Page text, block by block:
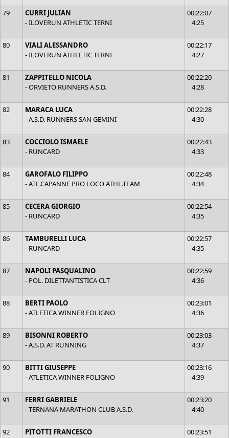
79
CURRI JULIAN
- ILOVERUN ATHLETIC TERNI
00:22:07
4:25
80
VIALI ALESSANDRO
- ILOVERUN ATHLETIC TERNI
00:22:17
4:27
81
ZAPPITELLO NICOLA
- ORVIETO RUNNERS A.S.D.
00:22:20
4:28
82
MARACA LUCA
- A.S.D. RUNNERS SAN GEMINI
00:22:28
4:30
83
COCCIOLO ISMAELE
- RUNCARD
00:22:43
4:33
84
GAROFALO FILIPPO
- ATL.CAPANNE PRO LOCO ATHL.TEAM
00:22:48
4:34
85
CECERA GIORGIO
- RUNCARD
00:22:54
4:35
86
TAMBURELLI LUCA
- RUNCARD
00:22:57
4:35
87
NAPOLI PASQUALINO
- POL. DILETTANTISTICA CLT
00:22:59
4:36
88
BERTI PAOLO
- ATLETICA WINNER FOLIGNO
00:23:01
4:36
89
BISONNI ROBERTO
- A.S.D. AT RUNNING
00:23:03
4:37
90
BITTI GIUSEPPE
- ATLETICA WINNER FOLIGNO
00:23:16
4:39
91
FERRI GABRIELE
- TERNANA MARATHON CLUB A.S.D.
00:23:20
4:40
92
PITOTTI FRANCESCO
00:23:51